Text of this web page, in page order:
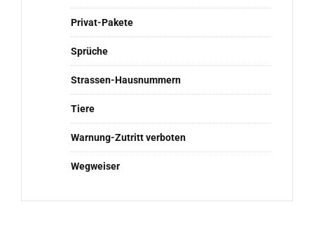
Privat-Pakete
Sprüche
Strassen-Hausnummern
Tiere
Warnung-Zutritt verboten
Wegweiser